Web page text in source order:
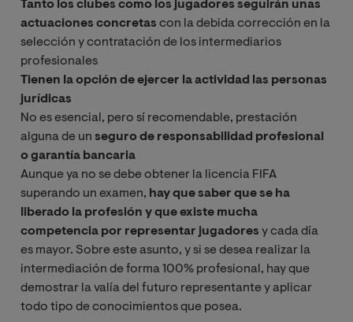
Tanto los clubes como los jugadores seguirán unas
actuaciones concretas con la debida corrección en la
selección y contratación de los intermediarios
profesionales
Tienen la opción de ejercer la actividad las personas
jurídicas
No es esencial, pero sí recomendable, prestación
alguna de un seguro de responsabilidad profesional
o garantía bancaria
Aunque ya no se debe obtener la licencia FIFA
superando un examen, hay que saber que se ha
liberado la profesión y que existe mucha
competencia por representar jugadores y cada día
es mayor. Sobre este asunto, y si se desea realizar la
intermediación de forma 100% profesional, hay que
demostrar la valía del futuro representante y aplicar
todo tipo de conocimientos que posea.